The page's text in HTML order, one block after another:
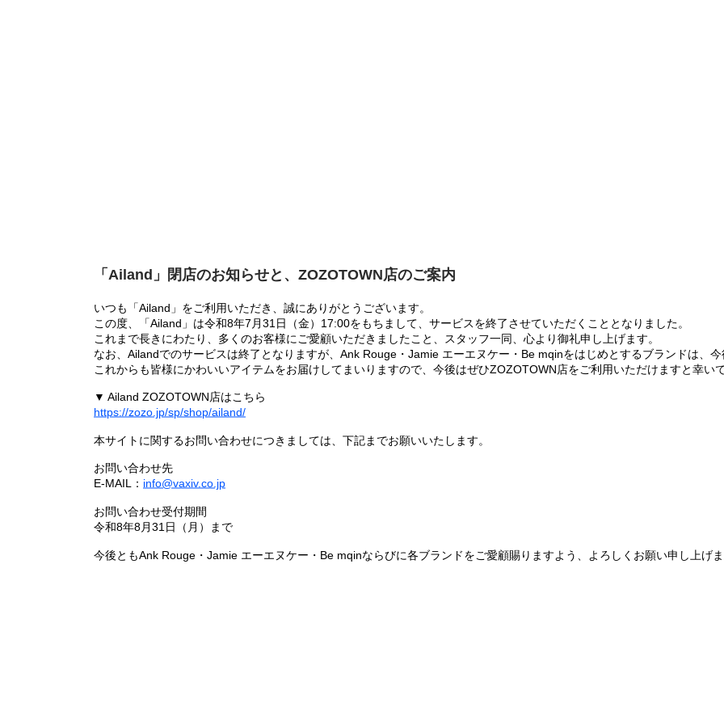
「Ailand」閉店のお知らせと、ZOZOTOWN店のご案内
いつも「Ailand」をご利用いただき、誠にありがとうございます。
この度、「Ailand」は令和8年7月31日（金）17:00をもちまして、サービスを終了させていただくこととなりました。
これまで長きにわたり、多くのお客様にご愛顧いただきましたこと、スタッフ一同、心より御礼申し上げます。
なお、Ailandでのサービスは終了となりますが、Ank Rouge・Jamie エーエヌケー・Be mqinをはじめとするブランドは、
これからも皆様にかわいいアイテムをお届けしてまいりますので、今後はぜひZOZOTOWN店をご利用いただけますと幸いで
▼ Ailand ZOZOTOWN店はこちら
https://zozo.jp/sp/shop/ailand/
本サイトに関するお問い合わせにつきましては、下記までお願いいたします。
お問い合わせ先
E-MAIL： info@vaxiv.co.jp
お問い合わせ受付期間
令和8年8月31日（月）まで
今後ともAnk Rouge・Jamie エーエヌケー・Be mqinならびに各ブランドをご愛顧賜りますよう、よろしくお願い申し上げま